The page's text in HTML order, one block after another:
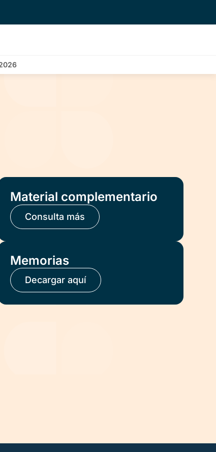
Material complementario
Consulta más
Memorias
Decargar aquí